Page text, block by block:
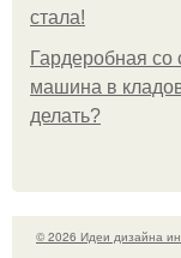
стала!
Гардеробная
машина в
делать?
© 2026 Идеи дизайна